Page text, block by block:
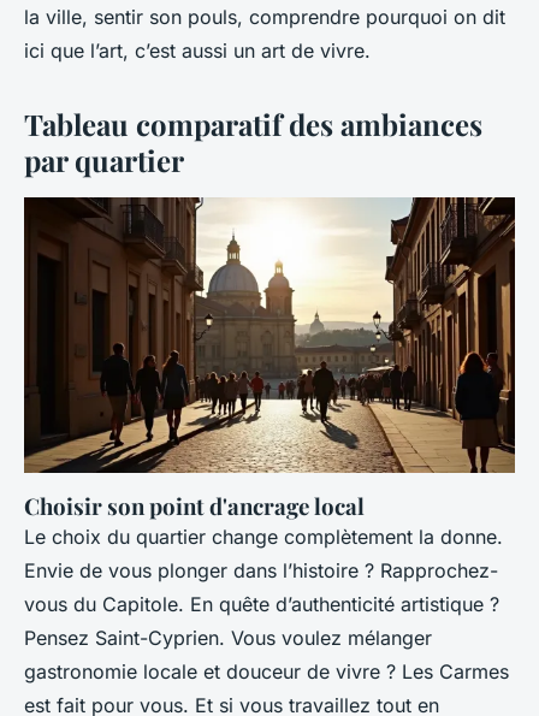
la ville, sentir son pouls, comprendre pourquoi on dit
ici que l’art, c’est aussi un art de vivre.
Tableau comparatif des ambiances
par quartier
Choisir son point d'ancrage local
Le choix du quartier change complètement la donne.
Envie de vous plonger dans l’histoire ? Rapprochez-
vous du Capitole. En quête d’authenticité artistique ?
Pensez Saint-Cyprien. Vous voulez mélanger
gastronomie locale et douceur de vivre ? Les Carmes
est fait pour vous. Et si vous travaillez tout en